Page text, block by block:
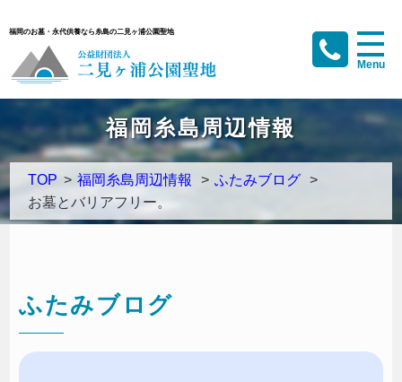
福岡のお墓・永代供養なら糸島の二見ヶ浦公園聖地
福岡糸島周辺情報
TOP > 福岡糸島周辺情報 > ふたみブログ
>
お墓とバリアフリー。
ふたみブログ